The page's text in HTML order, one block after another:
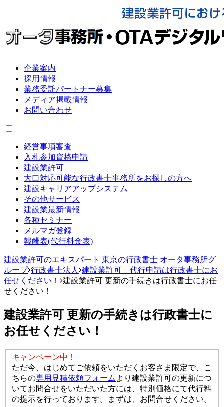
企業案内
採用情報
業務委託パートナー募集
メディア掲載情報
お問い合わせ
経営事項審査
入札参加資格申請
建設業許可
大口対応可能な行政書士事務所をお探しの方へ
建設キャリアアップシステム
その他サービス
建設業最新情報
各種セミナー
メルマガ登録
報酬表(代行料金表)
建設業許可のエキスパート 東京の行政書士 オータ事務所グ
ループ 行政書士法人 建設業許可 代行申請は行政書士にお
任せください！
建設業許可 更新の手続きは行政書士にお任
せください！
建設業許可 更新の手続きは行政書士に
お任せください！
キャンペーン中！
ただ今、はじめてご依頼をいただくお客さま限定で、こ
ちらの専用見積依頼フォームより建設業許可の更新につ
いてお問合せをいただいた方には、特別価格にて代行料
の提示を行っております。まずは、お問合せください。